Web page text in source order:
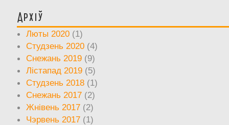
Архіў
Люты 2020 (1)
Студзень 2020 (4)
Снежань 2019 (9)
Лістапад 2019 (5)
Студзень 2018 (1)
Снежань 2017 (2)
Жнівень 2017 (2)
Чэрвень 2017 (1)